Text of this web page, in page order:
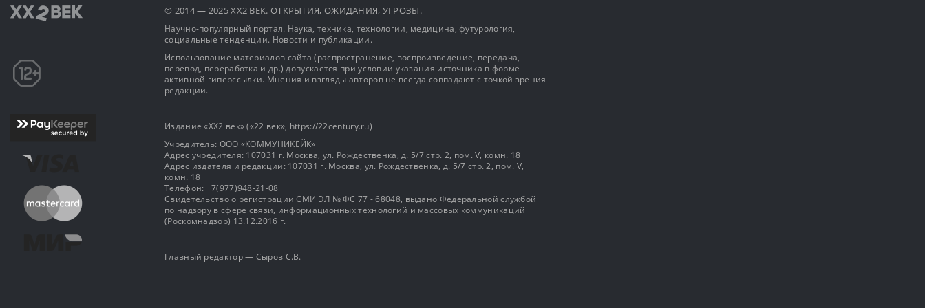
© 2014 — 2025 XX2 ВЕК. ОТКРЫТИЯ, ОЖИДАНИЯ, УГРОЗЫ.
Научно-популярный портал. Наука, техника, технологии, медицина, футурология,
социальные тенденции. Новости и публикации.
Использование материалов сайта (распространение, воспроизведение, передача,
перевод, переработка и др.) допускается при условии указания источника в форме
активной гиперссылки. Мнения и взгляды авторов не всегда совпадают с точкой зрения
редакции.
Издание «XX2 век» («22 век», https://22century.ru)
Учредитель: OOO «КОММУНИКЕЙК»
Адрес учредителя: 107031 г. Москва, ул. Рождественка, д. 5/7 стр. 2, пом. V, комн. 18
Адрес издателя и редакции: 107031 г. Москва, ул. Рождественка, д. 5/7 стр. 2, пом. V,
комн. 18
Телефон: +7(977)948-21-08
Свидетельство о регистрации СМИ ЭЛ № ФС 77 - 68048, выдано Федеральной службой
по надзору в сфере связи, информационных технологий и массовых коммуникаций
(Роскомнадзор) 13.12.2016 г.
Главный редактор — Сыров С.В.